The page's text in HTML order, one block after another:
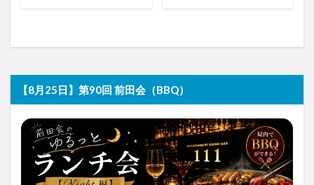
【8月25日】第90回 前田会（BBQ）